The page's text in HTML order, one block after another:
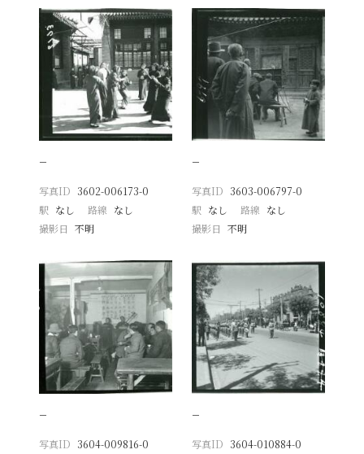
−
写真ID 3602-006173-0
駅 なし 路線 なし
撮影日
不明
−
写真ID 3603-006797-0
駅 なし 路線 なし
撮影日 不明
−
写真ID 3604-009816-0
−
写真ID 3604-010884-0